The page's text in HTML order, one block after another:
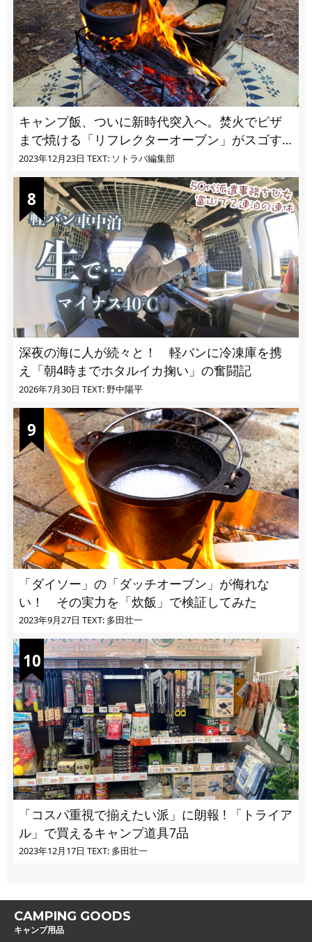
キャンプ飯、ついに新時代突入へ。焚火でピザ
まで焼ける「リフレクターオーブン」がスゴす
ぎる
2023年12月23日 TEXT: ソトラバ編集部
深夜の海に人が続々と！ 軽バンに冷凍庫を携
え「朝4時までホタルイカ掬い」の奮闘記
2026年7月30日 TEXT: 野中陽平
「ダイソー」の「ダッチオーブン」が侮れな
い！ その実力を「炊飯」で検証してみた
2023年9月27日 TEXT: 多田壮一
「コスパ重視で揃えたい派」に朗報 ! 「トライア
ル」で買えるキャンプ道具7品
2023年12月17日 TEXT: 多田壮一
CAMPING GOODS
キャンプ用品